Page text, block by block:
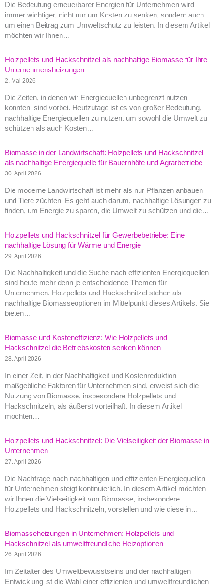
Die Bedeutung erneuerbarer Energien für Unternehmen wird
immer wichtiger, nicht nur um Kosten zu senken, sondern auch
um einen Beitrag zum Umweltschutz zu leisten. In diesem Artikel
möchten wir Ihnen…
Holzpellets und Hackschnitzel als nachhaltige Biomasse für Ihre
Unternehmensheizungen
2. Mai 2026
Die Zeiten, in denen wir Energiequellen unbegrenzt nutzen
konnten, sind vorbei. Heutzutage ist es von großer Bedeutung,
nachhaltige Energiequellen zu nutzen, um sowohl die Umwelt zu
schützen als auch Kosten…
Biomasse in der Landwirtschaft: Holzpellets und Hackschnitzel
als nachhaltige Energiequelle für Bauernhöfe und Agrarbetriebe
30. April 2026
Die moderne Landwirtschaft ist mehr als nur Pflanzen anbauen
und Tiere züchten. Es geht auch darum, nachhaltige Lösungen zu
finden, um Energie zu sparen, die Umwelt zu schützen und die…
Holzpellets und Hackschnitzel für Gewerbebetriebe: Eine
nachhaltige Lösung für Wärme und Energie
29. April 2026
Die Nachhaltigkeit und die Suche nach effizienten Energiequellen
sind heute mehr denn je entscheidende Themen für
Unternehmen. Holzpellets und Hackschnitzel stehen als
nachhaltige Biomasseoptionen im Mittelpunkt dieses Artikels. Sie
bieten…
Biomasse und Kosteneffizienz: Wie Holzpellets und
Hackschnitzel die Betriebskosten senken können
28. April 2026
In einer Zeit, in der Nachhaltigkeit und Kostenreduktion
maßgebliche Faktoren für Unternehmen sind, erweist sich die
Nutzung von Biomasse, insbesondere Holzpellets und
Hackschnitzeln, als äußerst vorteilhaft. In diesem Artikel
möchten…
Holzpellets und Hackschnitzel: Die Vielseitigkeit der Biomasse in
Unternehmen
27. April 2026
Die Nachfrage nach nachhaltigen und effizienten Energiequellen
für Unternehmen steigt kontinuierlich. In diesem Artikel möchten
wir Ihnen die Vielseitigkeit von Biomasse, insbesondere
Holzpellets und Hackschnitzeln, vorstellen und wie diese in…
Biomasseheizungen in Unternehmen: Holzpellets und
Hackschnitzel als umweltfreundliche Heizoptionen
26. April 2026
Im Zeitalter des Umweltbewusstseins und der nachhaltigen
Entwicklung ist die Wahl einer effizienten und umweltfreundlichen